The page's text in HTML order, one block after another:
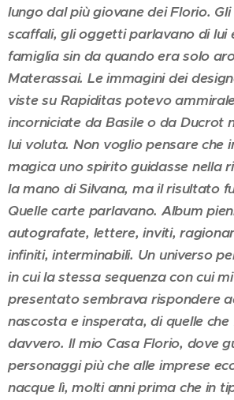
lungo dal più giovane dei Florio.
scaffali, gli oggetti parlavano di lui
famiglia sin da quando era solo
Materassai. Le immagini dei
viste su Rapiditas potevo
incorniciate da Basile o da Ducrot
lui voluta. Non voglio pensare che
magica uno spirito guidasse nella
la mano di Silvana, ma il risultato
Quelle carte parlavano. Album
autografate, lettere, inviti,
infiniti, interminabili. Un universo
in cui la stessa sequenza con cui
presentato sembrava rispondere
nascosta e insperata, di quelle che
davvero. Il mio Casa Florio, dove
personaggi più che alle imprese
nacque lì, molti anni prima che in